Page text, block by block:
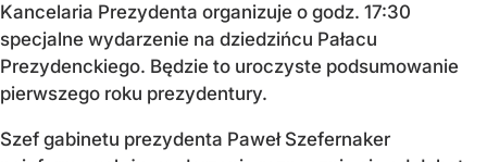
Kancelaria Prezydenta organizuje o godz. 17:30
specjalne wydarzenie na dziedzińcu Pałacu
Prezydenckiego. Będzie to uroczyste podsumowanie
pierwszego roku prezydentury.
Szef gabinetu prezydenta Paweł Szefernaker